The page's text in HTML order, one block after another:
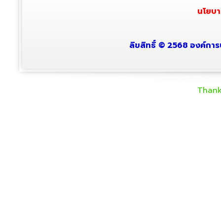
นโยบ
ลิขสิทธิ์ © 2568 องค์กา